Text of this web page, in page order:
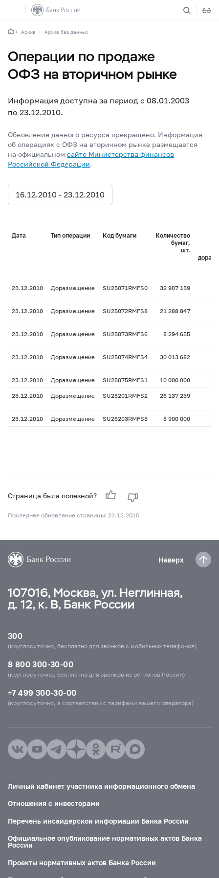
Архив Архив баз данных
Операции по продаже
ОФЗ на вторичном рынке
Информация доступна за период с 08.01.2003
по 23.12.2010.
Обновление данного ресурса прекращено. Информация
об операциях с ОФЗ на вторичном рынке размещается
на официальном сайте Министерства финансов
Российской Федерации.
16.12.2010 - 23.12.2010
Дата Тип операции Код бумаги
Количество
бумаг,
шт.
23.12.2010 Доразмещение SU25071RMFS0 32 907 159
23.12.2010 Доразмещение SU25072RMFS8 21 288 847
23.12.2010 Доразмещение SU25073RMFS6 8 294 655
23.12.2010 Доразмещение SU25074RMFS4 30 013 682
23.12.2010 Доразмещение SU25075RMFS1 10 000 000
23.12.2010 Доразмещение SU26201RMFS2 26 137 239
23.12.2010 Доразмещение SU26203RMFS8 8 900 000
Страница была полезной?
Последнее обновление страницы: 23.12.2010
Наверх
107016, Москва, ул. Неглинная,
д. 12, к. В, Банк России
300
(круглосуточно, бесплатно для звонков с мобильных телефонов)
8 800 300-30-00
(круглосуточно, бесплатно для звонков из регионов России)
+7 499 300-30-00
(круглосуточно, в соответствии с тарифами вашего оператора)
Личный кабинет участника информационного обмена
Отношения с инвесторами
Перечень инсайдерской информации Банка России
Официальное опубликование нормативных актов Банка
России
Проекты нормативных актов Банка России